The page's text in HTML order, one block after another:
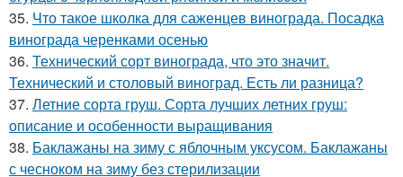
35. Что такое школка для саженцев винограда. Посадка
винограда черенками осенью
36. Технический сорт винограда, что это значит.
Технический и столовый виноград. Есть ли разница?
37. Летние сорта груш. Сорта лучших летних груш:
описание и особенности выращивания
38. Баклажаны на зиму с яблочным уксусом. Баклажаны
с чесноком на зиму без стерилизации